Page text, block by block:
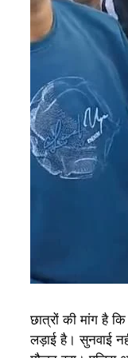
छात्रों की मांग है
लड़ाई है। सुनवाई